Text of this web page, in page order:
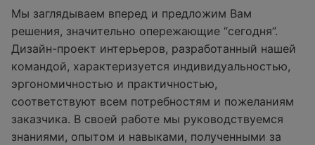
Мы заглядываем вперед и предложим Вам
решения, значительно опережающие “сегодня”.
Дизайн-проект интерьеров, разработанный нашей
командой, характеризуется индивидуальностью,
эргономичностью и практичностью,
соответствуют всем потребностям и пожеланиям
заказчика. В своей работе мы руководствуемся
знаниями, опытом и навыками, полученными за